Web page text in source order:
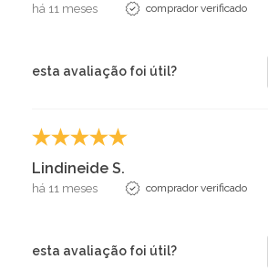
há 11 meses comprador verificado
esta avaliação foi útil?
Lindineide S.
há 11 meses comprador verificado
esta avaliação foi útil?